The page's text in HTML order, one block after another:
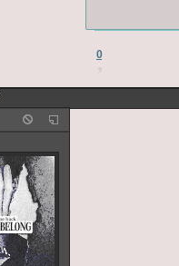
0